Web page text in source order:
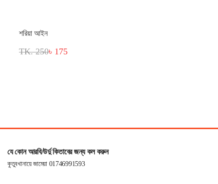
শরিয়া আইন
TK. 250৳ 175
যে কোন আরবি/উর্দু কিতাবের জন্য কল করুন
কুতুবখানায়ে জামেয়া 01746991593